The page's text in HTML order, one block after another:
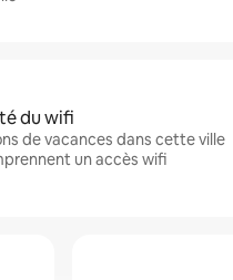
du wifi
de vacances dans cette ville
un accès wifi